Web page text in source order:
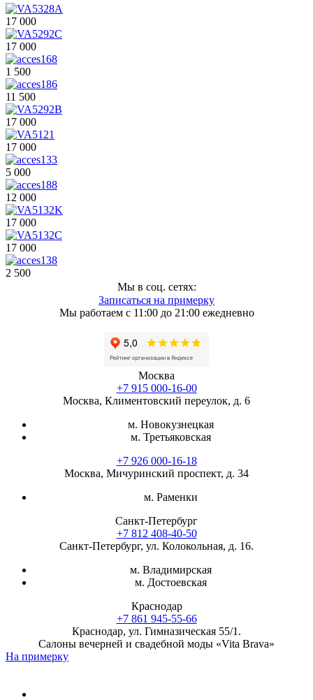
17 000
17 000
1 500
11 500
17 000
17 000
5 000
12 000
17 000
17 000
2 500
Мы в соц. сетях:
Записаться на примерку
Мы работаем с 11:00 до 21:00 ежедневно
Москва
+7 915 000-16-00
Москва, Климентовский переулок, д. 6
м. Новокузнецкая
м. Третьяковская
+7 926 000-16-18
Москва, Мичуринский проспект, д. 34
м. Раменки
Санкт-Петербург
+7 812 408-40-50
Санкт-Петербург, ул. Колокольная, д. 16.
м. Владимирская
м. Достоевская
Краснодар
+7 861 945-55-66
Краснодар, ул. Гимназическая 55/1.
Салоны вечерней и свадебной моды «Vita Brava»
На примерку